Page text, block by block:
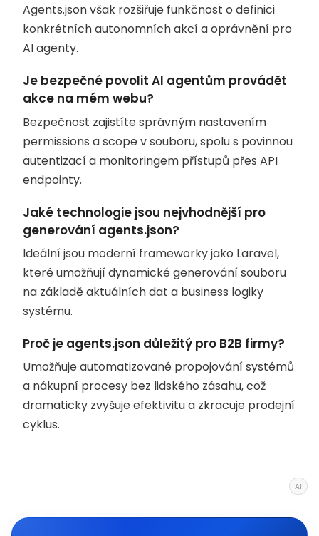
Agents.json však rozšiřuje funkčnost o definici
konkrétních autonomních akcí a oprávnění pro
AI agenty.
Je bezpečné povolit AI agentům provádět
akce na mém webu?
Bezpečnost zajistíte správným nastavením
permissions a scope v souboru, spolu s povinnou
autentizací a monitoringem přístupů přes API
endpointy.
Jaké technologie jsou nejvhodnější pro
generování agents.json?
Ideální jsou moderní frameworky jako Laravel,
které umožňují dynamické generování souboru
na základě aktuálních dat a business logiky
systému.
Proč je agents.json důležitý pro B2B firmy?
Umožňuje automatizované propojování systémů
a nákupní procesy bez lidského zásahu, což
dramaticky zvyšuje efektivitu a zkracuje prodejní
cyklus.
AI